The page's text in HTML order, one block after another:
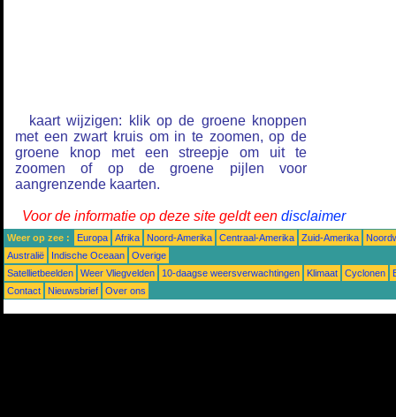
kaart wijzigen: klik op de groene knoppen
met een zwart kruis om in te zoomen, op de
groene knop met een streepje om uit te
zoomen of op de groene pijlen voor
aangrenzende kaarten.
Voor de informatie op deze site geldt een disclaimer
Weer op zee : Europa Afrika Noord-Amerika Centraal-Amerika Zuid-Amerika
Australië
Indische Oceaan
Overige
Satellietbeelden
Weer Vliegvelden 10-daagse weersverwachtingen Klimaat Cyclonen
Contact
Nieuwsbrief Over ons